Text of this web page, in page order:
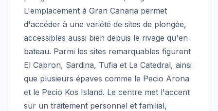
L'emplacement à Gran Canaria permet
d'accéder à une variété de sites de plongée,
accessibles aussi bien depuis le rivage qu'en
bateau. Parmi les sites remarquables figurent
El Cabron, Sardina, Tufia et La Catedral, ainsi
que plusieurs épaves comme le Pecio Arona
et le Pecio Kos Island. Le centre met l'accent
sur un traitement personnel et familial,